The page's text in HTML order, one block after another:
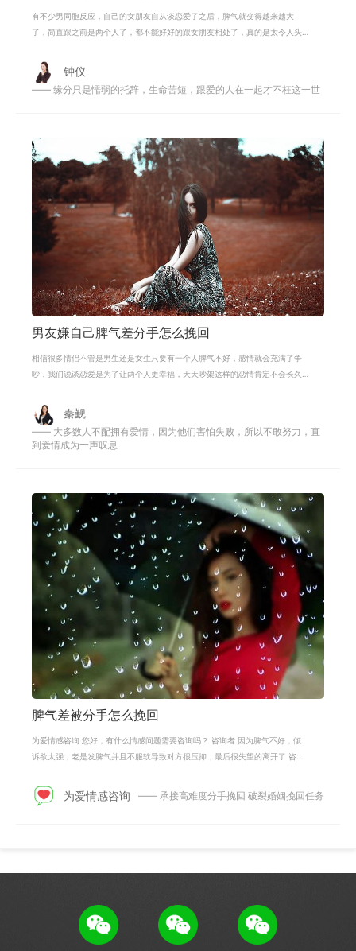
有不少男同胞反应，自己的女朋友自从谈恋爱了之后，脾气就变得越来越大
了，简直跟之前是两个人了，都不能好好的跟女朋友相处了，真的是太令人头
钟仪
—— 缘分只是懦弱的托辞，生命苦短，跟爱的人在一起才不枉这一世
男友嫌自己脾气差分手怎么挽回
相信很多情侣不管是男生还是女生只要有一个人脾气不好，感情就会充满了争
吵，我们说谈恋爱是为了让两个人更幸福，天天吵架这样的恋情肯定不会长久
秦觐
—— 大多数人不配拥有爱情，因为他们害怕失败，所以不敢努力，直
到爱情成为一声叹息
脾气差被分手怎么挽回
为爱情感咨询 您好，有什么情感问题需要咨询吗？ 咨询者 因为脾气不好，倾
诉欲太强，老是发脾气并且不服软导致对方很压抑，最后很失望的离开了 咨询
为爱情感咨询 —— 承接高难度分手挽回 破裂婚姻挽回任务